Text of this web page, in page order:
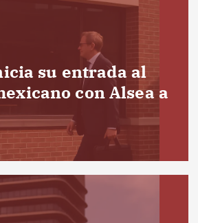
su entrada al
con Alsea a